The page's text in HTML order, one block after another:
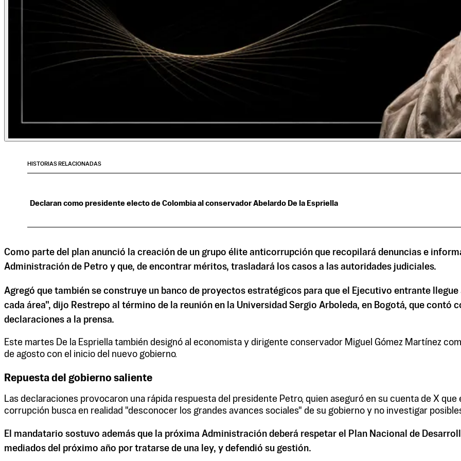
HISTORIAS RELACIONADAS
Declaran como presidente electo de Colombia al conservador Abelardo De la Espriella
Como parte del plan anunció la creación de un grupo élite anticorrupción que recopilará denuncias e
Administración de Petro y que, de encontrar méritos, trasladará los casos a las autoridades judiciales.
Agregó que también se construye un banco de proyectos estratégicos para que el Ejecutivo entrante
cada área", dijo Restrepo al término de la reunión en la Universidad Sergio Arboleda, en Bogotá, que contó
declaraciones a la prensa.
Este martes De la Espriella también designó al economista y dirigente conservador Miguel Gómez Martínez
de agosto con el inicio del nuevo gobierno.
Repuesta del gobierno saliente
Las declaraciones provocaron una rápida respuesta del presidente Petro, quien aseguró en su cuenta de X
corrupción busca en realidad "desconocer los grandes avances sociales" de su gobierno y no investigar
El mandatario sostuvo además que la próxima Administración deberá respetar el Plan Nacional de
mediados del próximo año por tratarse de una ley, y defendió su gestión.